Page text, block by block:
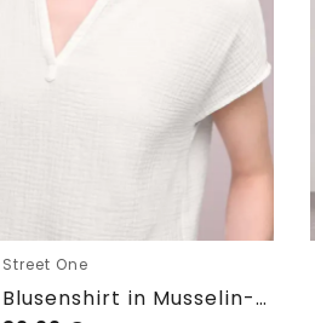
Street One
Blusenshirt in Musselin-Qualität